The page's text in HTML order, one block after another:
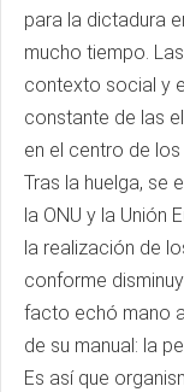
para la dictadura
mucho tiempo.
contexto social y
constante de las
en el centro de
Tras la huelga, se
la ONU y la Unión
la realización de
conforme
facto echó mano
de su manual: la
Es así que